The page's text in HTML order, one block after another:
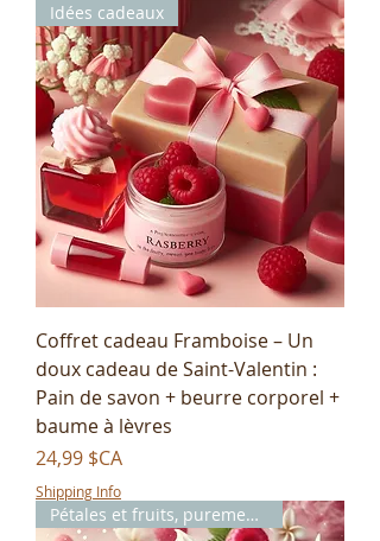
Idées cadeaux
Coffret cadeau Framboise – Un
doux cadeau de Saint-Valentin :
Pain de savon + beurre corporel +
baume à lèvres
Prix
24,99 $CA
Shipping Info
Pétales et fruits, purement toi